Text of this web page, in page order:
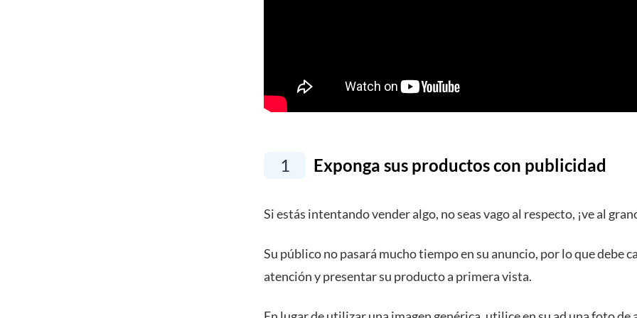
1 Exponga sus productos con publicidad
Si estás intentando vender algo, no seas vago al respecto, ¡ve al
Su público no pasará mucho tiempo en su anuncio, por lo que debe
atención y presentar su producto a primera vista.